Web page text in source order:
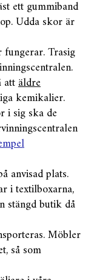
ett gummiband
Udda skor är
Trasig
attäldre
kemikalier.
i sig ska de
anvisad plats.
i textilboxarna,
stängd butik då
Möbler
så som